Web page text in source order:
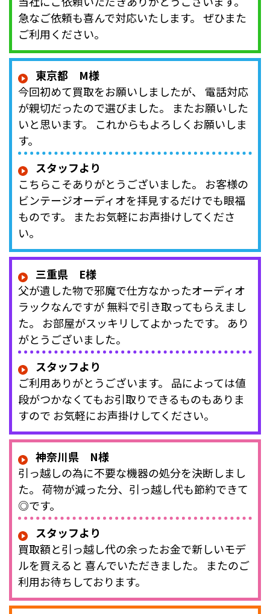
急なご依頼も喜んで対応いたします。 ぜひまた
ご利用ください。
東京都 M様
今回初めて買取をお願いしましたが、 電話対応
が親切だったので選びました。 またお願いした
いと思います。 これからもよろしくお願いしま
す。
スタッフより
こちらこそありがとうございました。 お客様の
ビンテージオーディオを拝見するだけでも眼福
ものです。 またお気軽にお声掛けしてくださ
い。
三重県 E様
父が遺した物で邪魔で仕方なかったオーディオ
ラックなんですが 無料で引き取ってもらえまし
た。 お部屋がスッキリしてよかったです。 あり
がとうございました。
スタッフより
ご利用ありがとうございます。 品によっては値
段がつかなくてもお引取りできるものもありま
すので お気軽にお声掛けしてください。
神奈川県 N様
引っ越しの為に不要な機器の処分を決断しまし
た。 荷物が減った分、引っ越し代も節約できて
◎です。
スタッフより
買取額と引っ越し代の余ったお金で新しいモデ
ルを買えると 喜んでいただきました。 またのご
利用お待ちしております。